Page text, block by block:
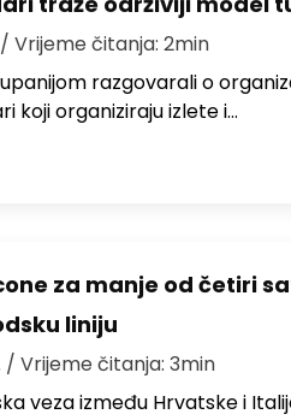
/ Vrijeme čitanja: 2min
razgovarali o
koji organiziraju izlete i…
za manje od četiri
liniju
/ Vrijeme čitanja: 3min
veza između Hrvatske i